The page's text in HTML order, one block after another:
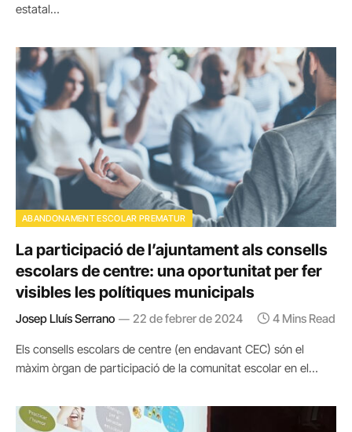
estatal…
ABANDONAMENT ESCOLAR PREMATUR
La participació de l’ajuntament als consells
escolars de centre: una oportunitat per fer
visibles les polítiques municipals
Josep Lluís Serrano 22 de febrer de 2024 4 Mins Read
Els consells escolars de centre (en endavant CEC) són el
màxim òrgan de participació de la comunitat escolar en el…